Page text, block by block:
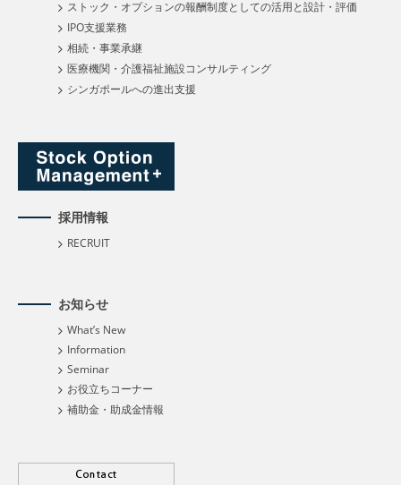
ストック・オプションの報酬制度としての活用と設計・評価
IPO支援業務
相続・事業承継
医療機関・介護福祉施設コンサルティング
シンガポールへの進出支援
採用情報
RECRUIT
お知らせ
What’s New
Information
Seminar
お役立ちコーナー
補助金・助成金情報